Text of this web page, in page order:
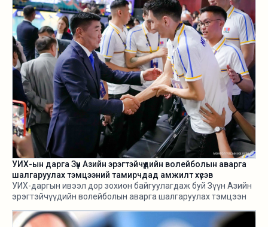
УИХ-ын дарга Зүүн Азийн эрэгтэйчүүдийн волейболын аварга
шалгаруулах тэмцээний тамирчдад амжилт хүсэв
УИХ-даргын ивээл дор зохион байгуулагдаж буй Зүүн Азийн
эрэгтэйчүүдийн волейболын аварга шалгаруулах тэмцээн